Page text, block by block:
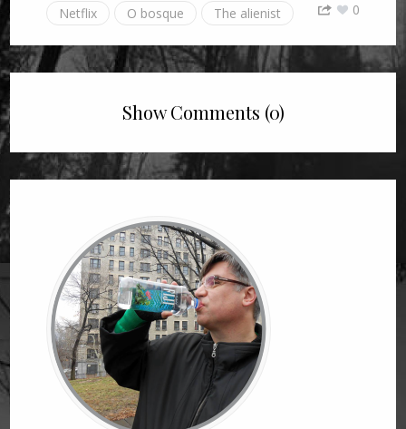
Netflix O bosque The alienist 0
Show Comments (0)